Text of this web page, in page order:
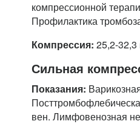
компрессионной
Профилактика
Компрессия: 25,2-
Сильная
Показания:
вен. Лимфовенозная